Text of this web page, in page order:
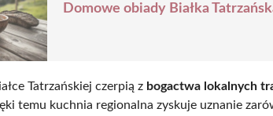
Domowe obiady Białka
Tatrzańskiej czerpią z bogactwa lokalnych
temu kuchnia regionalna zyskuje uznanie